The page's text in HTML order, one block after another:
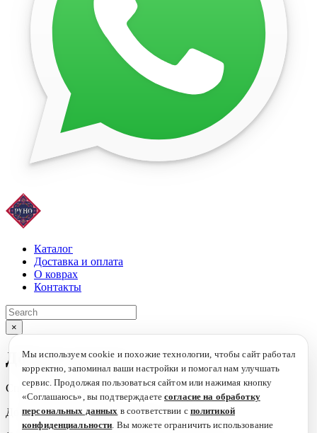
Мы используем cookie и похожие технологии, чтобы сайт работал
корректно, запоминал ваши настройки и помогал нам улучшать
сервис. Продолжая пользоваться сайтом или нажимая кнопку
«Соглашаюсь», вы подтверждаетесогласие на обработку
персональных данных в соответствии с политикой
конфиденциальности. Вы можете ограничить использование
Каталог
Доставка и оплата
О коврах
Контакты
×
Дорогие друзья!
Спешим вам сообщить!
Доставка по России -бесплатно!